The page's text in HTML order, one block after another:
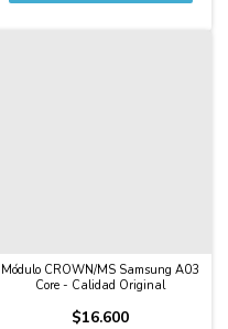
Módulo CROWN/MS Samsung A03
Core - Calidad Original
$16.600